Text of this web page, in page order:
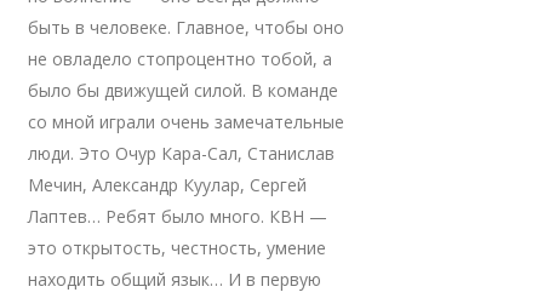
быть в человеке. Главное, чтобы оно
не овладело стопроцентно тобой, а
было бы движущей силой. В команде
со мной играли очень замечательные
люди. Это Очур Кара-Сал, Станислав
Мечин, Александр Куулар, Сергей
Лаптев… Ребят было много. КВН —
это открытость, честность, умение
находить общий язык… И в первую